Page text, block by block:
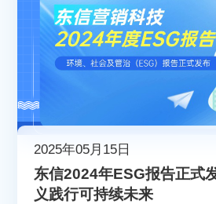
2025年05月15日
东信2024年ESG报告正式
义践行可持续未来